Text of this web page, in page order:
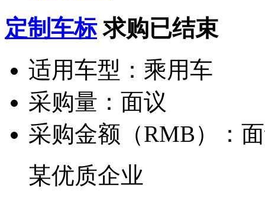
定制车标 求购已结束
适用车型： 乘用车
采购量： 面议
采购金额（RMB）：
某优质企业